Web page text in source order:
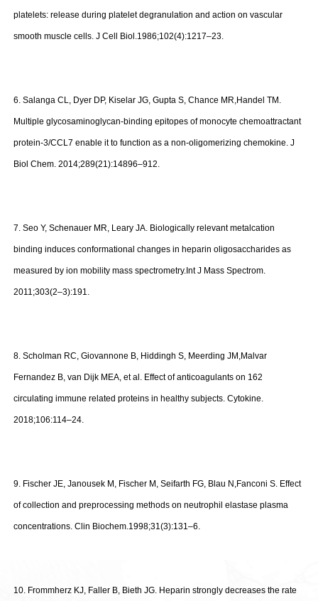
platelets: release during platelet degranulation and action on vascular
smooth muscle cells. J Cell Biol.1986;102(4):1217–23.
6. Salanga CL, Dyer DP, Kiselar JG, Gupta S, Chance MR,Handel TM.
Multiple glycosaminoglycan-binding epitopes of monocyte chemoattractant
protein-3/CCL7 enable it to function as a non-oligomerizing chemokine. J
Biol Chem. 2014;289(21):14896–912.
7. Seo Y, Schenauer MR, Leary JA. Biologically relevant metalcation
binding induces conformational changes in heparin oligosaccharides as
measured by ion mobility mass spectrometry.Int J Mass Spectrom.
2011;303(2–3):191.
8. Scholman RC, Giovannone B, Hiddingh S, Meerding JM,Malvar
Fernandez B, van Dijk MEA, et al. Effect of anticoagulants on 162
circulating immune related proteins in healthy subjects. Cytokine.
2018;106:114–24.
9. Fischer JE, Janousek M, Fischer M, Seifarth FG, Blau N,Fanconi S. Effect
of collection and preprocessing methods on neutrophil elastase plasma
concentrations. Clin Biochem.1998;31(3):131–6.
10. Frommherz KJ, Faller B, Bieth JG. Heparin strongly decreases the rate